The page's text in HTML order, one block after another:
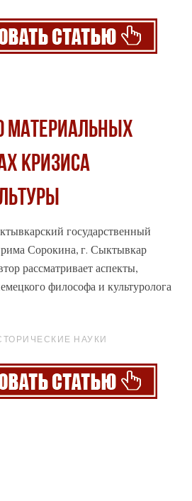
МАТЕРИАЛЬНЫХ
КРИЗИСА
государственный
Сорокина, г. Сыктывкар
рассматривает аспекты,
философа и культуролога
НАУКИ